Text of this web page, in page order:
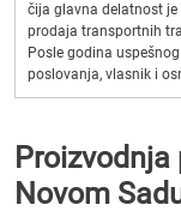
čija glavna delatnost je
prodaja transportnih
Posle godina uspešnog
poslovanja, vlasnik i
Novom